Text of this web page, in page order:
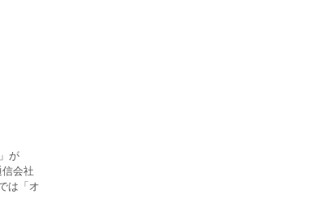
が
会社
は「オ